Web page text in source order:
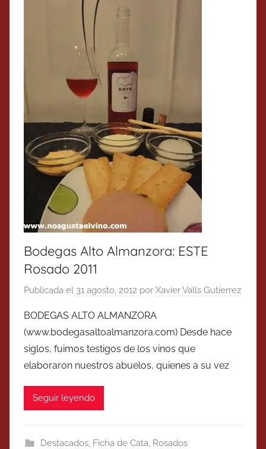
Bodegas Alto Almanzora: ESTE
Rosado 2011
Publicada el 31 agosto, 2012 por Xavier Valls Gutierrez
BODEGAS ALTO ALMANZORA
(www.bodegasaltoalmanzora.com) Desde hace
siglos, fuimos testigos de los vinos que
elaboraron nuestros abuelos, quienes a su vez
Seguir leyendo
Destacados, Ficha de Cata, Rosados